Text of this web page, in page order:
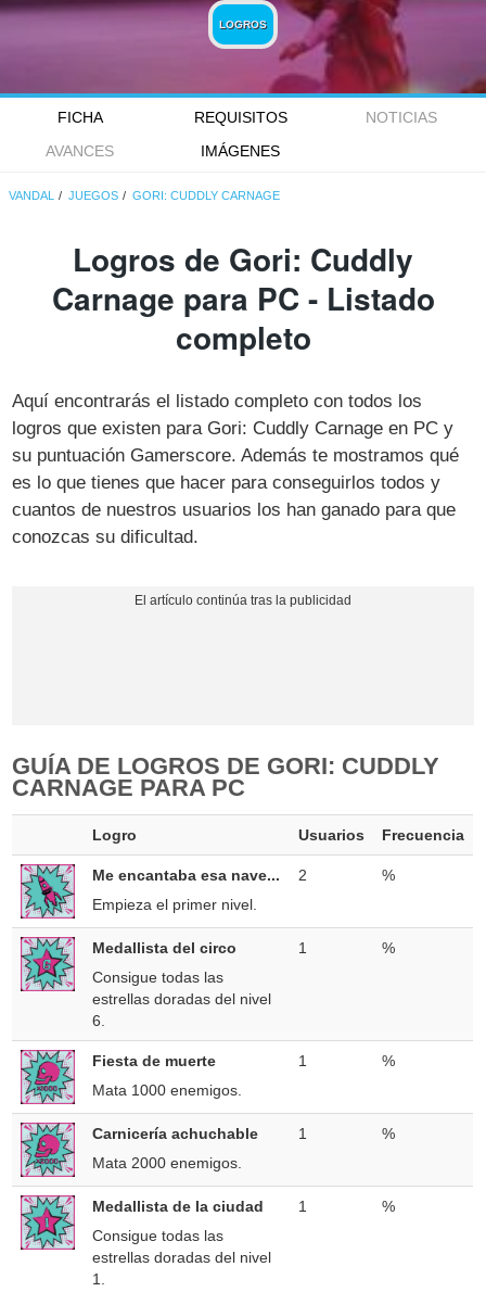
LOGROS
FICHA REQUISITOS
NOTICIAS
AVANCES
IMÁGENES
VANDAL JUEGOS GORI: CUDDLY CARNAGE
Logros de Gori: Cuddly
Carnage para PC - Listado
completo
Aquí encontrarás el listado completo con todos los
logros que existen para Gori: Cuddly Carnage en PC y
su puntuación Gamerscore. Además te mostramos qué
es lo que tienes que hacer para conseguirlos todos y
cuantos de nuestros usuarios los han ganado para que
conozcas su dificultad.
GUÍA DE LOGROS DE GORI: CUDDLY
CARNAGE PARA PC
Logro Usuarios Frecuencia
Me encantaba esa nave...
Empieza el primer nivel.
2 %
Medallista del circo
Consigue todas las
estrellas doradas del nivel
6.
1 %
Fiesta de muerte
Mata 1000 enemigos.
1 %
Carnicería achuchable
Mata 2000 enemigos.
1 %
Medallista de la ciudad
Consigue todas las
estrellas doradas del nivel
1.
1 %